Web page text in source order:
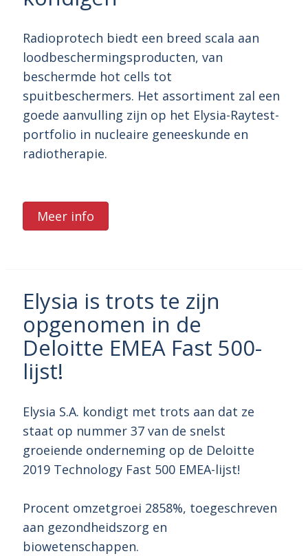
Radioprotech biedt een breed scala aan
loodbeschermingsproducten, van
beschermde hot cells tot
spuitbeschermers. Het assortiment zal een
goede aanvulling zijn op het Elysia-Raytest-
portfolio in nucleaire geneeskunde en
radiotherapie.
Meer info
Elysia is trots te zijn
opgenomen in de
Deloitte EMEA Fast 500-
lijst!
Elysia S.A. kondigt met trots aan dat ze
staat op nummer 37 van de snelst
groeiende onderneming op de Deloitte
2019 Technology Fast 500 EMEA-lijst!
Procent omzetgroei 2858%, toegeschreven
aan gezondheidszorg en
biowetenschappen.